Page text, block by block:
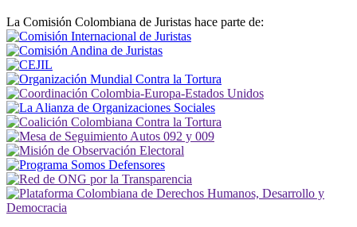
La Comisión Colombiana de Juristas hace parte de: